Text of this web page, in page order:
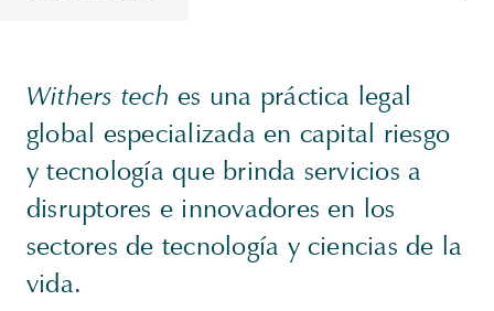
Withers tech es una práctica legal
global especializada en capital riesgo
y tecnología que brinda servicios a
disruptores e innovadores en los
sectores de tecnología y ciencias de la
vida.